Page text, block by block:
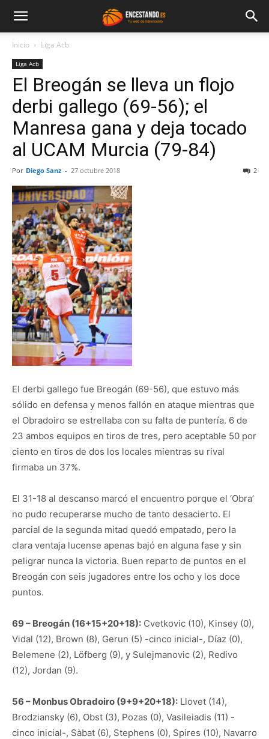
Inicio Liga Acb
Liga Acb
El Breogán se lleva un flojo
derbi gallego (69-56); el
Manresa gana y deja tocado
al UCAM Murcia (79-84)
Por Diego Sanz - 27 octubre 2018 2
El derbi gallego fue Breogán (69-56), que estuvo más
sólido en defensa y menos fallón en ataque mientras que
el Obradoiro se estrellaba con su falta de puntería. 6 de
23 ambos equipos en tiros de tres, pero aceptable 50 por
ciento en tiros de dos los locales mientras su rival
firmaba un 37%.
El 31-18 al descanso marcó el encuentro porque el ‘Obra’
no pudo recuperarse mucho de tanto desacierto. El
parcial de la segunda mitad quedó empatado, pero la
clara ventaja lucense apenas bajó en alguna fase y sin
peligrar nunca la victoria. Buen reparto de puntos en el
Breogán con seis jugadores entre los ocho y los doce
puntos.
69 – Breogán (16+15+20+18): Cvetkovic (10), Kinsey (0),
Vidal (12), Brown (8), Gerun (5) -cinco inicial-, Díaz (0),
Belemene (2), Löfberg (9), y Sulejmanovic (2), Redivo
(12), Jordan (9).
56 – Monbus Obradoiro (9+9+20+18): Llovet (14),
Brodziansky (6), Obst (3), Pozas (0), Vasileiadis (11) -
cinco inicial-, Sàbat (6), Stephens (0), Spires (10), Navarro